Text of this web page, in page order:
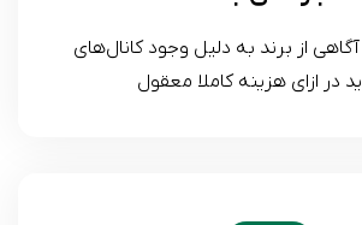
از برند به دلیل وجود کانال‌های
در ازای هزینه کاملا معقول